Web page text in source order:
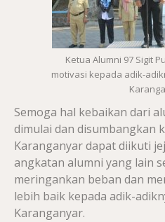
Ketua Alumni 97 Sigit
motivasi kepada adik-
Semoga hal kebaikan dari
dimulai dan disumbangkan
Karanganyar dapat diikuti
angkatan alumni yang lain
meringankan beban dan
lebih baik kepada adik-
Karanganyar.